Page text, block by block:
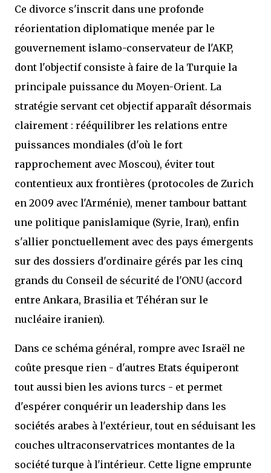
Ce divorce s'inscrit dans une profonde
réorientation diplomatique menée par le
gouvernement islamo-conservateur de l'AKP,
dont l'objectif consiste à faire de la Turquie la
principale puissance du Moyen-Orient. La
stratégie servant cet objectif apparaît désormais
clairement : rééquilibrer les relations entre
puissances mondiales (d'où le fort
rapprochement avec Moscou), éviter tout
contentieux aux frontières (protocoles de Zurich
en 2009 avec l'Arménie), mener tambour battant
une politique panislamique (Syrie, Iran), enfin
s'allier ponctuellement avec des pays émergents
sur des dossiers d'ordinaire gérés par les cinq
grands du Conseil de sécurité de l'ONU (accord
entre Ankara, Brasilia et Téhéran sur le
nucléaire iranien).
Dans ce schéma général, rompre avec Israël ne
coûte presque rien - d'autres Etats équiperont
tout aussi bien les avions turcs - et permet
d'espérer conquérir un leadership dans les
sociétés arabes à l'extérieur, tout en séduisant les
couches ultraconservatrices montantes de la
société turque à l'intérieur. Cette ligne emprunte